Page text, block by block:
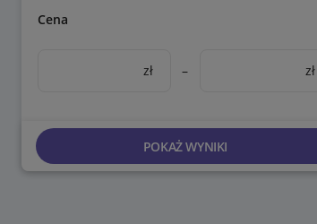
Cena
zł – zł
POKAŻ WYNIKI